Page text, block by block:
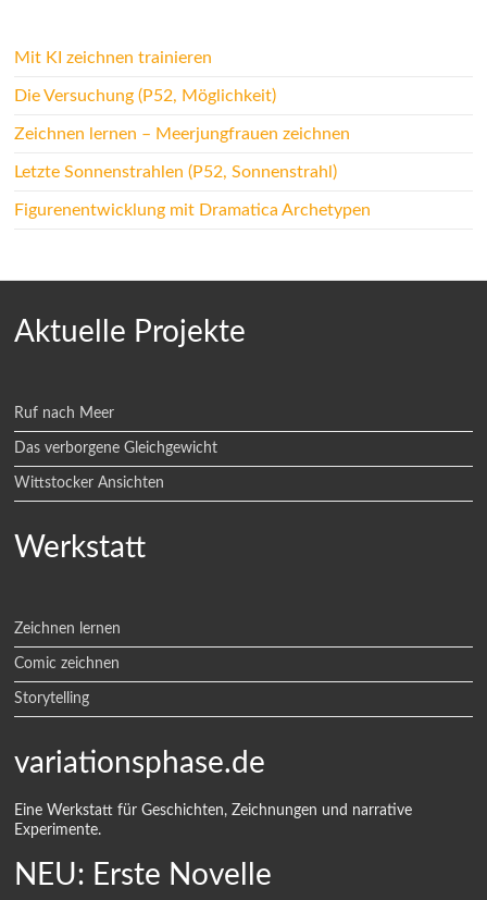
Mit KI zeichnen trainieren
Die Versuchung (P52, Möglichkeit)
Zeichnen lernen – Meerjungfrauen zeichnen
Letzte Sonnenstrahlen (P52, Sonnenstrahl)
Figurenentwicklung mit Dramatica Archetypen
Aktuelle Projekte
Ruf nach Meer
Das verborgene Gleichgewicht
Wittstocker Ansichten
Werkstatt
Zeichnen lernen
Comic zeichnen
Storytelling
variationsphase.de
Eine Werkstatt für Geschichten, Zeichnungen und narrative
Experimente.
NEU: Erste Novelle